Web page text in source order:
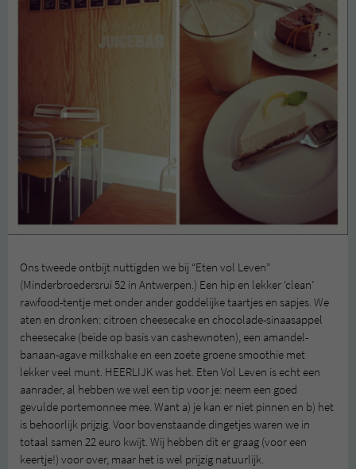
Ons tweede ontbijt nuttigden we bij “Eten vol Leven”
(Minderbroedersrui 52 in Antwerpen.) Een hip en lekker ‘clean’
rawfood-tentje met onder ander goddelijke taartjes en sapjes. We
aten en dronken: citroen cheesecake en chocolade-sinaasappel
cheesecake (beide op basis van cashewnoten), een amandel-
banaan-agave milkshake en een zoete groene smoothie met
lekker veel munt. HEERLIJK was het. Eten Vol Leven is echt een
aanrader, al hebben we wel een tip voor je: neem een goed
gevulde portemonnee mee. Want a) je kan er niet pinnen en b) het
is behoorlijk prijzig. Voor bovenstaande dingetjes waren we in
totaal samen 22 euro kwijt. Wij hebben dit er graag (voor een
keertje!) voor over, maar het is wel prijzig natuurlijk.